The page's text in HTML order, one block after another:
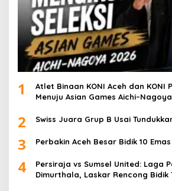
1
Atlet Binaan KONI Aceh dan KONI
Menuju Asian Games
2 Swiss Juara Grup B Usai
3 Perbakin Aceh Besar Bidik 10 Emas
4
Persiraja vs Sumsel United: Laga
Dimurthala, Laskar Rencong Bidik